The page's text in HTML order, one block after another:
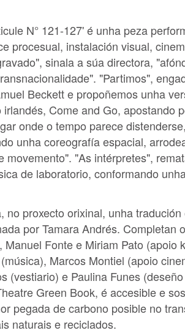
N° 121-127' é unha peza
procesual, instalación visual,
sinala a súa directora,
"Partimos",
Beckett e propoñemos unha
Come and Go, apostando
onde o tempo parece
unha coreografía espacial,
movemento". "As intérpretes",
de laboratorio, conformando
no proxecto orixinal, unha
por Tamara Andrés. Completan
Fonte e Miriam Pato (apoio
Marcos Montiel (apoio
(vestiario) e Paulina Funes
Green Book, é accesible e
pegada de carbono posible no
naturais e reciclados.